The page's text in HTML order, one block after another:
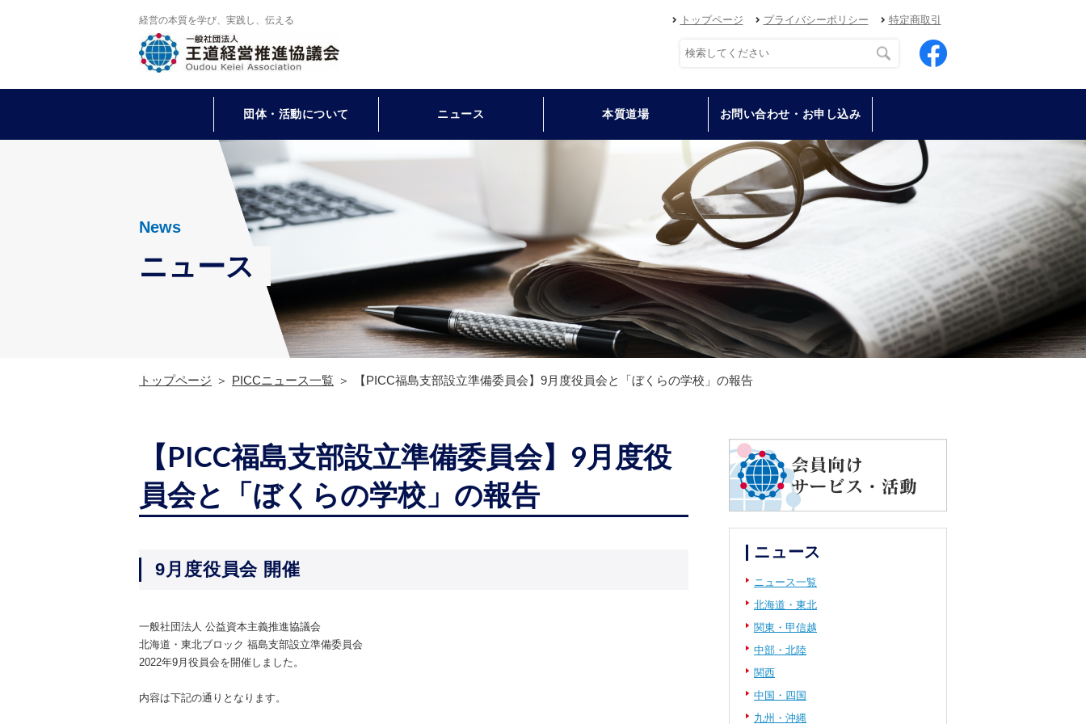
経営の本質を学び、実践し、伝える トップページ プライバシーポリシー 特定商取引
団体・活動について ニュース 本質道場 お問い合わせ・お申し込み
News
ニュース
トップページ PICCニュース一覧 【PICC福島支部設立準備委員会】9月度役員会と「ぼくらの学校」の報告
【PICC福島支部設立準備委員会】9月度役
員会と「ぼくらの学校」の報告
9月度役員会 開催
一般社団法人 公益資本主義推進協議会
北海道・東北ブロック 福島支部設立準備委員会
2022年9月役員会を開催しました。
内容は下記の通りとなります。
ニュース
ニュース一覧
北海道・東北
関東・甲信越
中部・北陸
関西
中国・四国
九州・沖縄